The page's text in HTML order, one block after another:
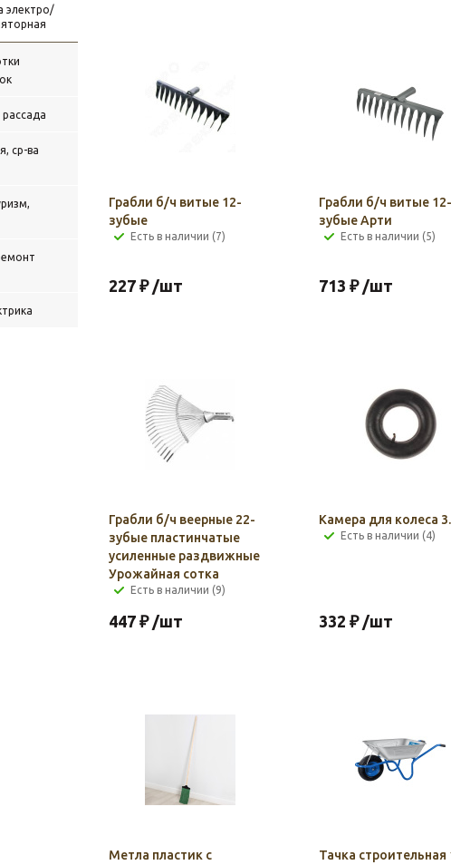
электро/
ср-ва
Грабли б/ч витые 12-
зубые
Есть в наличии (7)
227 ₽ /шт
Грабли б/ч витые 12-
зубые Арти
Есть в наличии (5)
713 ₽ /шт
Грабли б/ч веерные 22-
зубые пластинчатые
усиленные раздвижные
Урожайная сотка
Есть в наличии (9)
447 ₽ /шт
Камера для колеса
Есть в наличии (4)
332 ₽ /шт
Метла пластик с
Тачка строительная